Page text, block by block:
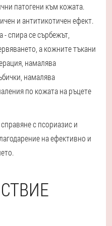
патогени към кожата.
и антитикотичен ефект.
- спира се сърбежът,
а кожните тъкани
намалява
намалява
по кожата на ръцете
с псориазис и
на ефективно и